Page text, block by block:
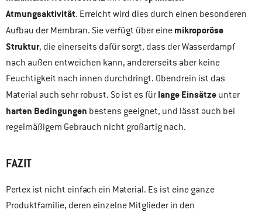
Atmungsaktivität. Erreicht wird dies durch einen besonderen
Aufbau der Membran. Sie verfügt über eine mikroporöse
Struktur, die einerseits dafür sorgt, dass der Wasserdampf
nach außen entweichen kann, andererseits aber keine
Feuchtigkeit nach innen durchdringt. Obendrein ist das
Material auch sehr robust. So ist es für lange Einsätze unter
harten Bedingungen bestens geeignet, und lässt auch bei
regelmäßigem Gebrauch nicht großartig nach.
FAZIT
Pertex ist nicht einfach ein Material. Es ist eine ganze
Produktfamilie, deren einzelne Mitglieder in den